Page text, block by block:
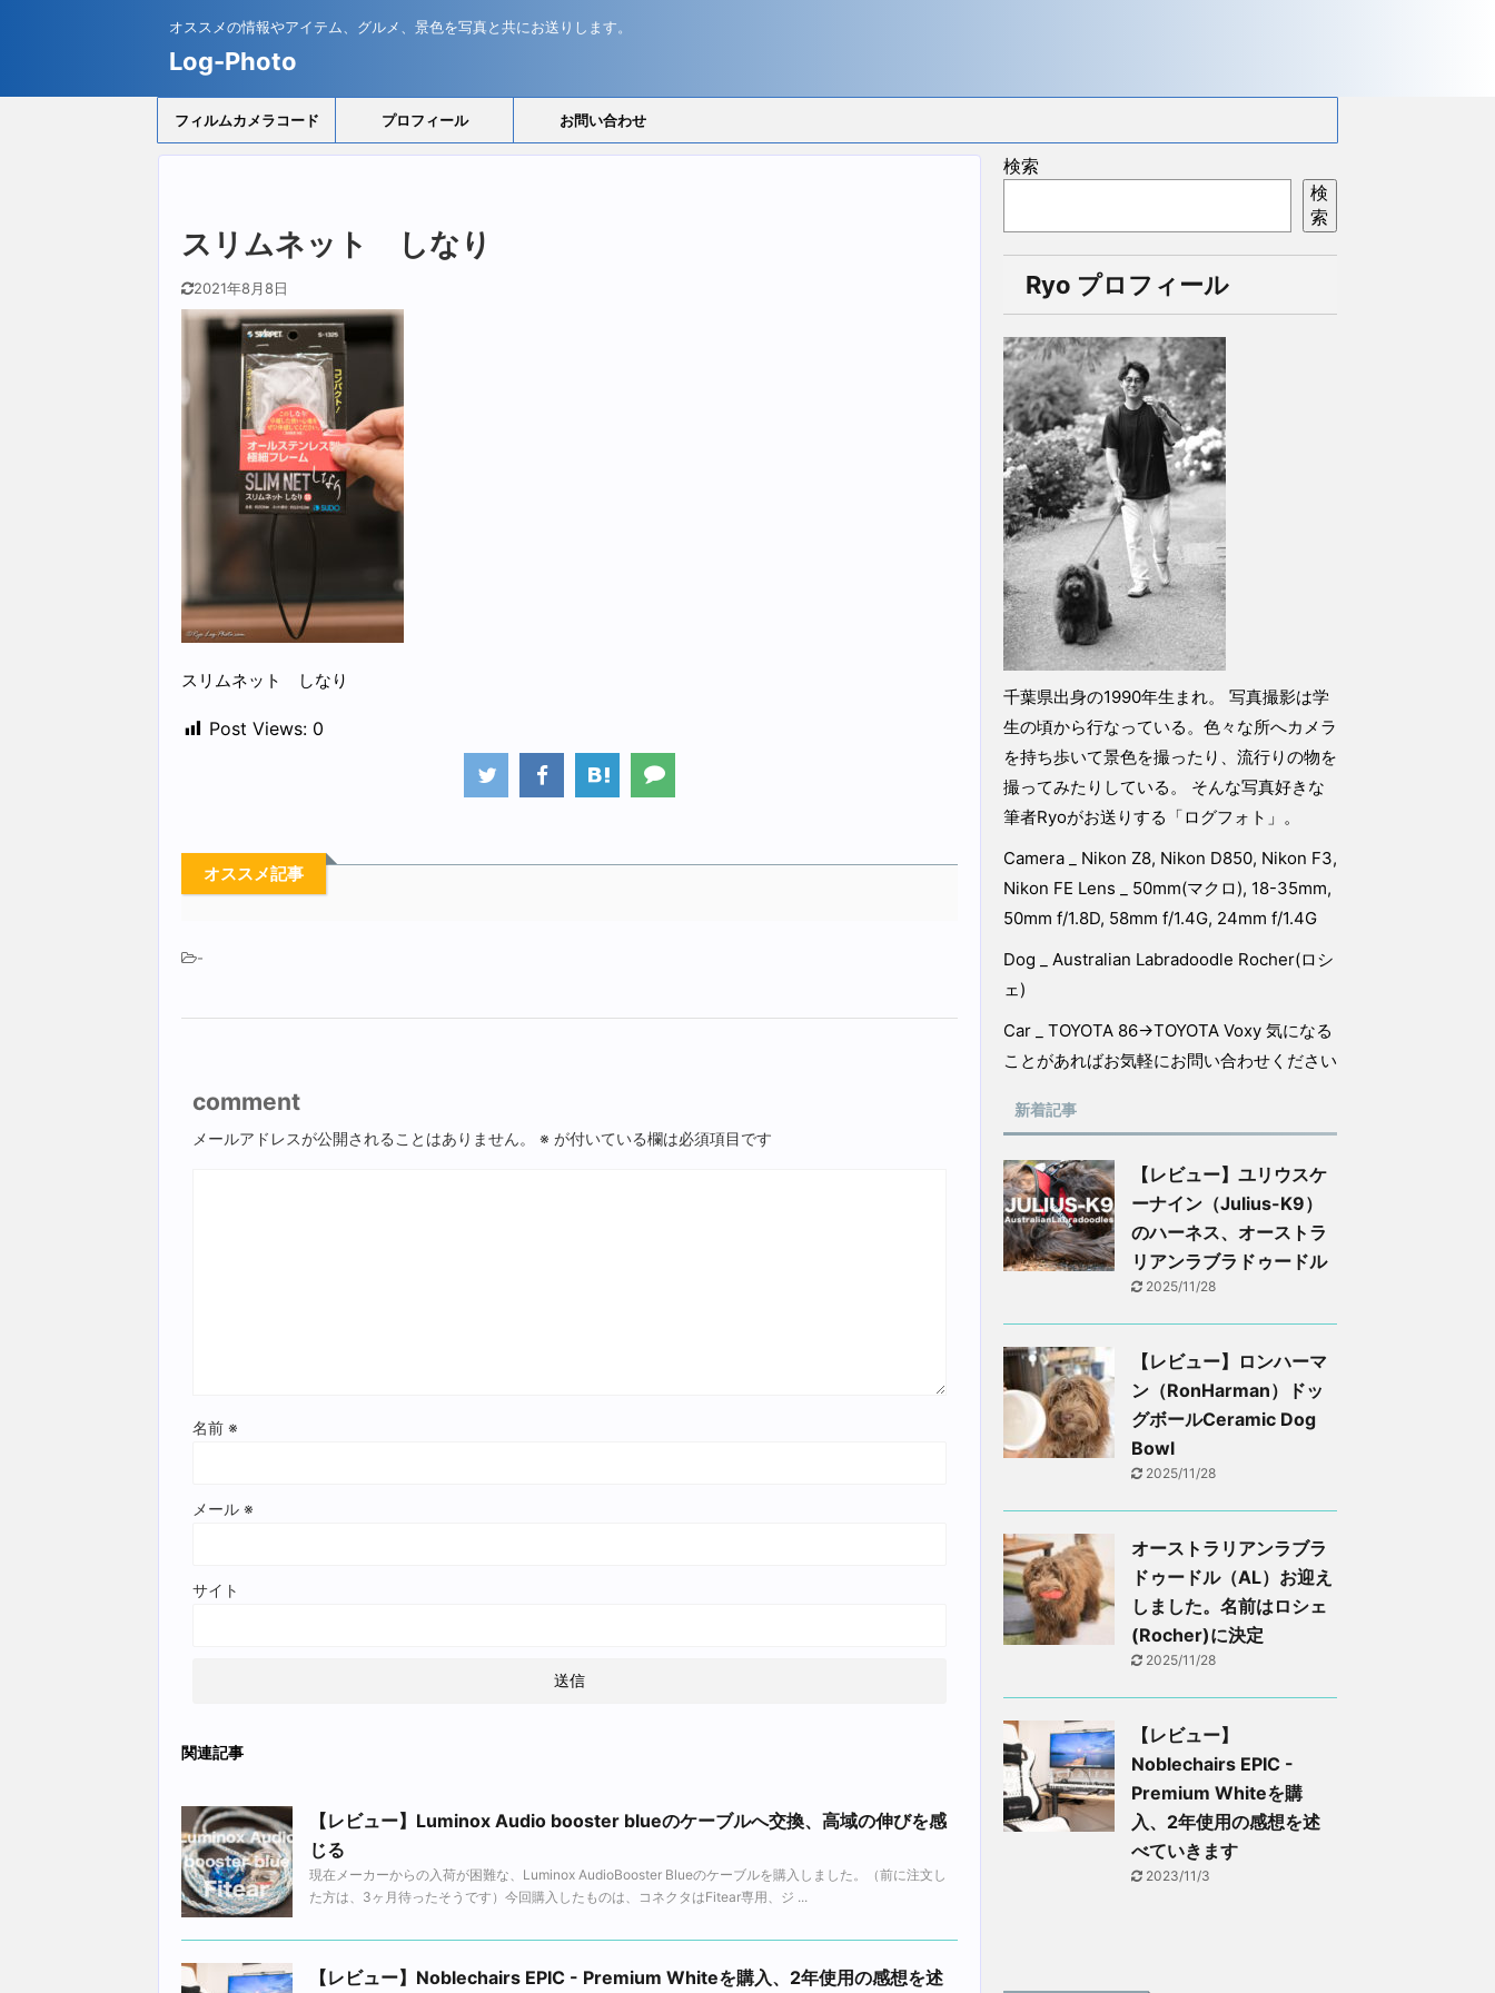
オススメの情報やアイテム、グルメ、景色を写真と共にお送りします。
Log-Photo
フィルムカメラコード プロフィール お問い合わせ
スリムネット しなり
2021年8月8日
スリムネット しなり
Post Views: 0
オススメ記事
-
comment
メールアドレスが公開されることはありません。 ※ が付いている欄は必須項目です
名前 ※
メール ※
サイト
関連記事
【レビュー】Luminox Audio booster blueのケーブルへ交換、高域の伸びを感
じる
現在メーカーからの入荷が困難な、Luminox AudioBooster Blueのケーブルを購入しました。（前に注文し
た方は、3ヶ月待ったそうです）今回購入したものは、コネクタはFitear専用、ジ ...
【レビュー】Noblechairs EPIC - Premium Whiteを購入、2年使用の感想を述
検索
検
索
Ryo プロフィール
千葉県出身の1990年生まれ。 写真撮影は学
生の頃から行なっている。色々な所へカメラ
を持ち歩いて景色を撮ったり、流行りの物を
撮ってみたりしている。 そんな写真好きな
筆者Ryoがお送りする「ログフォト」。
Camera _ Nikon Z8, Nikon D850, Nikon F3,
Nikon FE Lens _ 50mm(マクロ), 18-35mm,
50mm f/1.8D, 58mm f/1.4G, 24mm f/1.4G
Dog _ Australian Labradoodle Rocher(ロシ
ェ)
Car _ TOYOTA 86→TOYOTA Voxy 気になる
ことがあればお気軽にお問い合わせください
新着記事
【レビュー】ユリウスケ
ーナイン（Julius-K9）
のハーネス、オーストラ
リアンラブラドゥードル
2025/11/28
【レビュー】ロンハーマ
ン（RonHarman）ドッ
グボールCeramic Dog
Bowl
2025/11/28
オーストラリアンラブラ
ドゥードル（AL）お迎え
しました。名前はロシェ
(Rocher)に決定
2025/11/28
【レビュー】
Noblechairs EPIC -
Premium Whiteを購
入、2年使用の感想を述
べていきます
2023/11/3